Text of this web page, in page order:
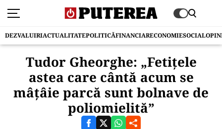
DEZVALUIRIACTUALITATEPOLITICĂFINANCIARECONOMIESOCIAL
Tudor Gheorghe: „Fetițele
astea care cântă acum se
mâțâie parcă sunt bolnave de
poliomielită”